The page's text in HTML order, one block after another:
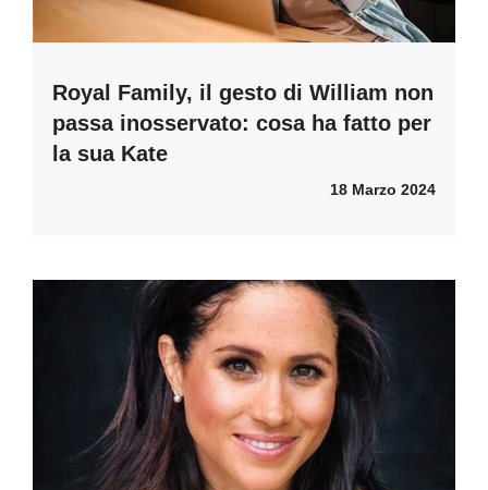
Royal Family, il gesto di William non
passa inosservato: cosa ha fatto per
la sua Kate
18 Marzo 2024